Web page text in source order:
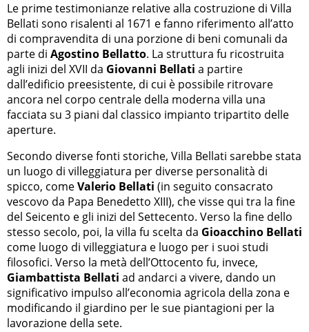
Le prime testimonianze relative alla costruzione di Villa
Bellati sono risalenti al 1671 e fanno riferimento all’atto
di compravendita di una porzione di beni comunali da
parte di Agostino Bellatto. La struttura fu ricostruita
agli inizi del XVII da Giovanni Bellati a partire
dall’edificio preesistente, di cui è possibile ritrovare
ancora nel corpo centrale della moderna villa una
facciata su 3 piani dal classico impianto tripartito delle
aperture.
Secondo diverse fonti storiche, Villa Bellati sarebbe stata
un luogo di villeggiatura per diverse personalità di
spicco, comeValerio Bellati (in seguito consacrato
vescovo da Papa Benedetto XIII), che visse qui tra la fine
del Seicento e gli inizi del Settecento. Verso la fine dello
stesso secolo, poi, la villa fu scelta da Gioacchino Bellati
come luogo di villeggiatura e luogo per i suoi studi
filosofici. Verso la metà dell’Ottocento fu, invece,
Giambattista Bellati ad andarci a vivere, dando un
significativo impulso all’economia agricola della zona e
modificando il giardino per le sue piantagioni per la
lavorazione della sete.